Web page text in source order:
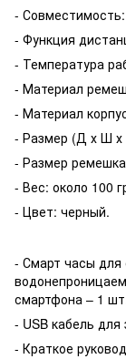
-
- Функция
- Температура
- Материал
- Материал
- Размер (Д х Ш х
- Размер
- Вес: около 100
- Цвет: черный.
- Смарт часы для
смартфона – 1
- USB кабель
- Краткое